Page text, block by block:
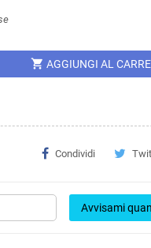
shopping_cart AGGIUNGI AL
Condividi
Avvisami